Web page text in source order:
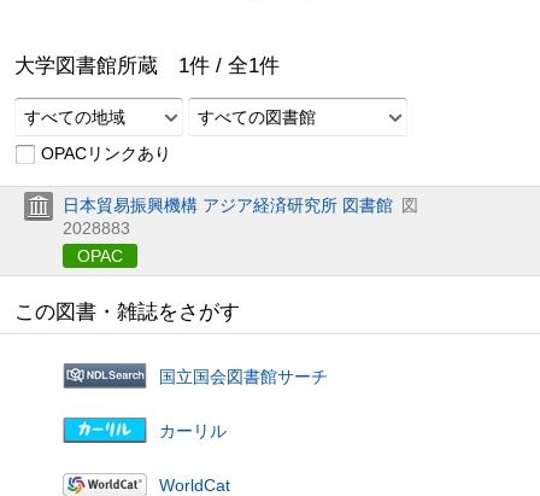
大学図書館所蔵 1件 / 全1件
すべての地域
すべての図書館
OPACリンクあり
日本貿易振興機構 アジア経済研究所 図書館 図
2028883
OPAC
この図書・雑誌をさがす
国立国会図書館サーチ
カーリル
WorldCat